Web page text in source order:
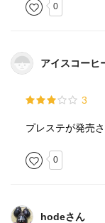
0
アイスコーヒ
3
プレステが発売
0
hodeさん